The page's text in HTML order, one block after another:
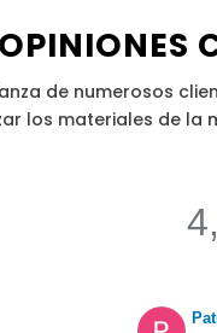
OPINIONES
de numerosos
los materiales de